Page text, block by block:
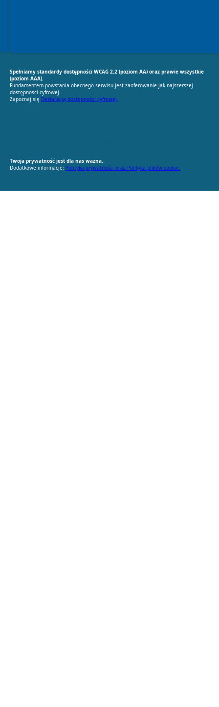
Spełniamy standardy dostępności WCAG 2.2 (poziom AA) oraz prawie wszystkie
(poziom AAA).
Fundamentem powstania obecnego serwisu jest zaoferowanie jak najszerszej
dostępności cyfrowej.
Zapoznaj się Deklaracją dostępności cyfrowej.
Twoja prywatność jest dla nas ważna.
Dodatkowe informacje: Polityka prywatności oraz Polityka plików cookie.